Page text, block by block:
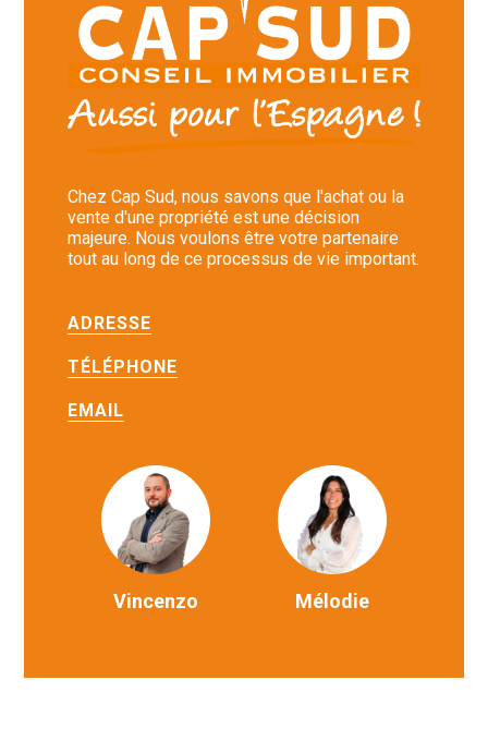
Chez Cap Sud, nous savons que l'achat ou la
vente d'une propriété est une décision
majeure. Nous voulons être votre partenaire
tout au long de ce processus de vie important.
ADRESSE
TÉLÉPHONE
EMAIL
Vincenzo Mélodie